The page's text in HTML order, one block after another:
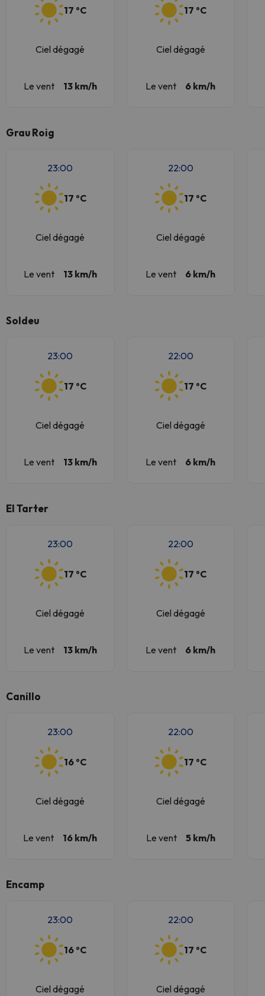
17 ºC
Ciel dégagé
Le vent 13 km/h
17 ºC
Ciel dégagé
Le vent 6 km/h
Grau Roig
23:00
17 ºC
Ciel dégagé
Le vent 13 km/h
22:00
17 ºC
Ciel dégagé
Le vent 6 km/h
Soldeu
23:00
17 ºC
Ciel dégagé
Le vent 13 km/h
22:00
17 ºC
Ciel dégagé
Le vent 6 km/h
El Tarter
23:00
17 ºC
Ciel dégagé
Le vent 13 km/h
22:00
17 ºC
Ciel dégagé
Le vent 6 km/h
Canillo
23:00
16 ºC
Ciel dégagé
Le vent 16 km/h
22:00
17 ºC
Ciel dégagé
Le vent 5 km/h
Encamp
23:00
16 ºC
Ciel dégagé
22:00
17 ºC
Ciel dégagé